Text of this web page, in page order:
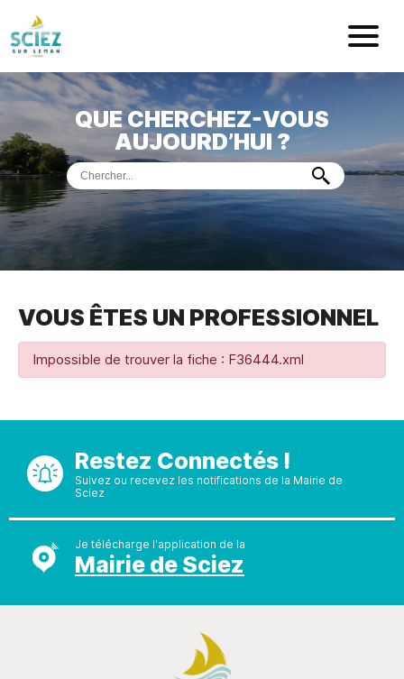
Mairie de
ACCUEIL
VOTREMAIRIE
VIEPRATIQUE
PORTDE PLAISANCE
MUSÉEDE PRÉHISTOIRE ET GÉOLOGIE
QUE CHERCHEZ-VOUS
AUJOURD’HUI ?
VOUS ÊTES UN PROFESSIONNEL
Impossible de trouver la fiche : F36444.xml
Restez Connectés !
Suivez ou recevez les notifications de la Mairie de
Sciez
Je télécharge l'application de la
Mairie de Sciez